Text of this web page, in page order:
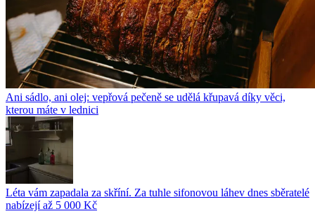
Ani sádlo, ani olej: vepřová pečeně se udělá křupavá díky věci,
kterou máte v lednici
Léta vám zapadala za skříní. Za tuhle sifonovou láhev dnes sběratelé
nabízejí až 5 000 Kč